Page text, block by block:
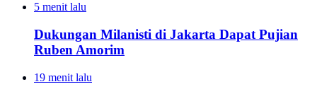
5 menit lalu
Dukungan Milanisti di Jakarta Dapat Pujian
Ruben Amorim
19 menit lalu